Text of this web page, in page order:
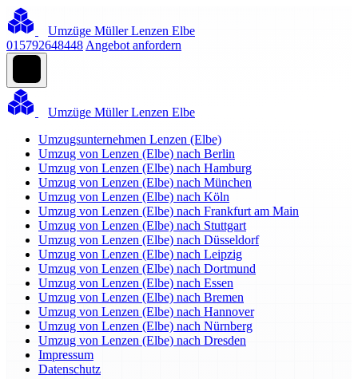
Umzüge Müller Lenzen Elbe
015792648448 Angebot anfordern
Umzüge Müller Lenzen Elbe
Umzugsunternehmen Lenzen (Elbe)
Umzug von Lenzen (Elbe) nach Berlin
Umzug von Lenzen (Elbe) nach Hamburg
Umzug von Lenzen (Elbe) nach München
Umzug von Lenzen (Elbe) nach Köln
Umzug von Lenzen (Elbe) nach Frankfurt am Main
Umzug von Lenzen (Elbe) nach Stuttgart
Umzug von Lenzen (Elbe) nach Düsseldorf
Umzug von Lenzen (Elbe) nach Leipzig
Umzug von Lenzen (Elbe) nach Dortmund
Umzug von Lenzen (Elbe) nach Essen
Umzug von Lenzen (Elbe) nach Bremen
Umzug von Lenzen (Elbe) nach Hannover
Umzug von Lenzen (Elbe) nach Nürnberg
Umzug von Lenzen (Elbe) nach Dresden
Impressum
Datenschutz